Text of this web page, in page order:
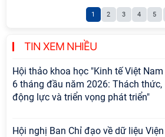
1 2 3 4 5
TIN XEM NHIỀU
Khoa học xã hội Việt Nam làm việc
với Ban Chủ nhiệm các Chương trình
cấp Bộ
Hội thảo khoa học "Kinh tế Việt Nam
6 tháng đầu năm 2026: Thách thức,
động lực và triển vọng phát triển"
Hội nghị Ban Chỉ đạo về dữ liệu Viện